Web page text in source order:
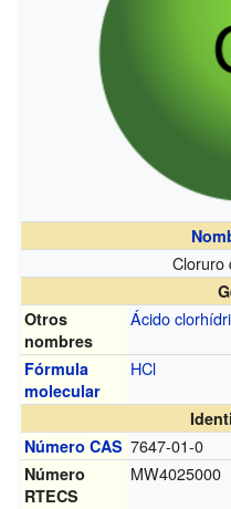
Cloruro
Otros
nombres
Ácido
Fórmula
molecular
HCl
Número CAS 7647-01-0
Número
RTECS
MW4025000